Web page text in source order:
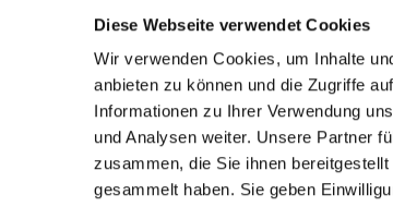
Diese Webseite verwendet Cookies
Wir verwenden Cookies, um Inhalte
anbieten zu können und die Zugriffe
Informationen zu Ihrer Verwendung
und Analysen weiter. Unsere Partner
zusammen, die Sie ihnen
gesammelt haben. Sie geben